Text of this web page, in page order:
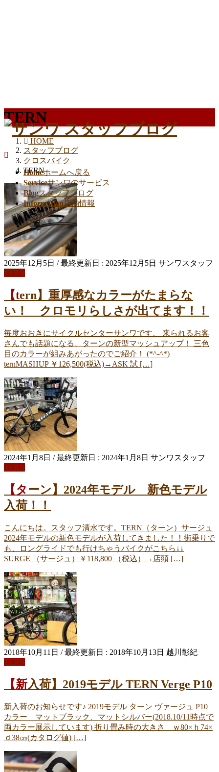
Homeホームへ戻る
Serviceサンワのサービス
Blogスタッフブログ
Information店舗情報
TERN
HOME
スタッフブログ
クロスバイク
TERN
2025年12月5日 / 最終更新日 : 2025年12月5日 サンワスタッフ
TERN
【tern】重厚感なカラーがたまらな
い！ クロモリらしさが出てます！！
毎度おおきにサイクルセンターサンワです。 来られるお客
さんでも話題になる、ターンの新型マッシュアップ！ 三色
目のカラーが組みあがったのでご紹介！ (*^-^*)
ternMASHUP ￥126,500(税込)→ASK 試 […]
2024年1月8日 / 最終更新日 : 2024年1月8日 サンワスタッフ
TERN
【ターン】2024年モデル 新色モデル
入荷！！
こんにちは。スタッフ清水です。TERN（ターン）サージュ
2024年モデルの新色モデルが入荷してきました！！街乗りで
も、ロングライドでも行けちゃうバイクがこちら↓↓
SURGE （サージュ）￥118,800 （税込）→店頭 […]
2018年10月11日 / 最終更新日 : 2018年10月13日 越川彰紀
TERN
【新入荷】2019モデル TERN Verge P10
新入荷のお知らせです♪ 2019モデル ターン ヴァージュ P10
カラー マットブラック、マットシルバー(2018.10/11時点で
両カラー展示しています) 折り畳み時の大きさ ｗ80×ｈ74×
ｄ38㎝(カタログ値) […]